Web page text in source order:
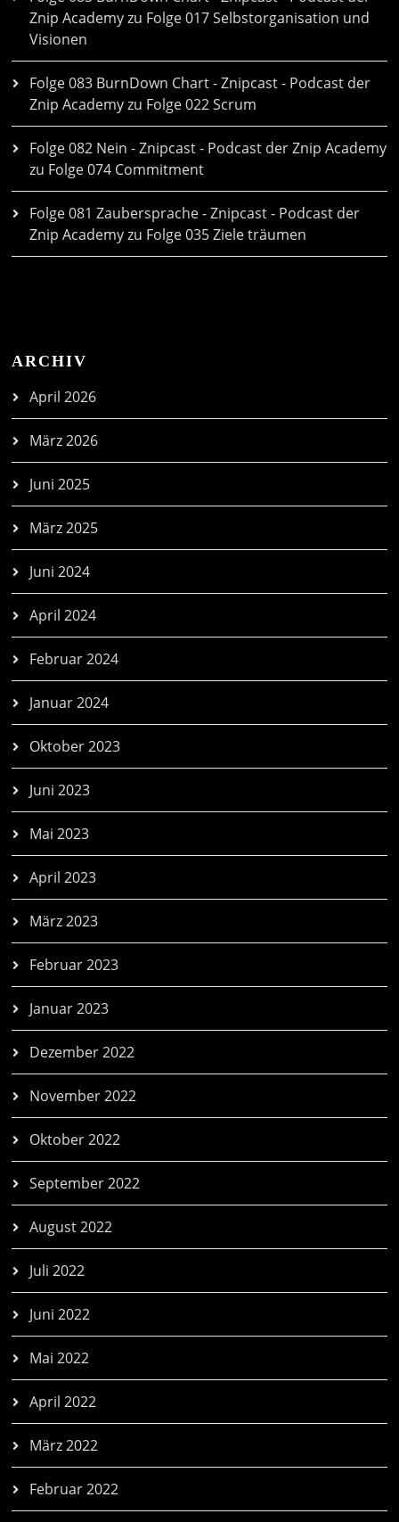
Znip Academyzu Folge 017 Selbstorganisation und
Visionen
Folge 083 BurnDown Chart - Znipcast - Podcast der
Znip Academyzu Folge 022 Scrum
Folge 082 Nein - Znipcast - Podcast der Znip Academy
zu Folge 074 Commitment
Folge 081 Zaubersprache - Znipcast - Podcast der
Znip Academyzu Folge 035 Ziele träumen
ARCHIV
April 2026
März 2026
Juni 2025
März 2025
Juni 2024
April 2024
Februar 2024
Januar 2024
Oktober 2023
Juni 2023
Mai 2023
April 2023
März 2023
Februar 2023
Januar 2023
Dezember 2022
November 2022
Oktober 2022
September 2022
August 2022
Juli 2022
Juni 2022
Mai 2022
April 2022
März 2022
Februar 2022